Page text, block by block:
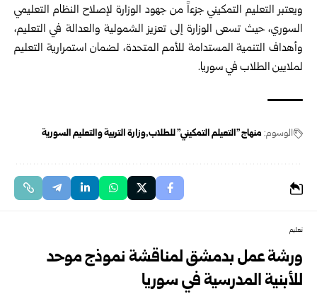
ويعتبر التعليم التمكيني جزءاً من جهود الوزارة لإصلاح النظام التعليمي
السوري، حيث تسعى الوزارة إلى تعزيز الشمولية والعدالة في التعليم،
وأهداف التنمية المستدامة للأمم المتحدة، لضمان استمرارية التعليم
لملايين الطلاب في سوريا.
الوسوم: منهاج "التعيلم التمكيني" للطلاب وزارة التربية والتعليم السورية
تعليم
ورشة عمل بدمشق لمناقشة نموذج موحد
للأبنية المدرسية في سوريا